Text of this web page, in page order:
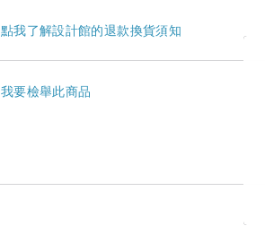
點我了解設計館的退款換貨須知
我要檢舉此商品